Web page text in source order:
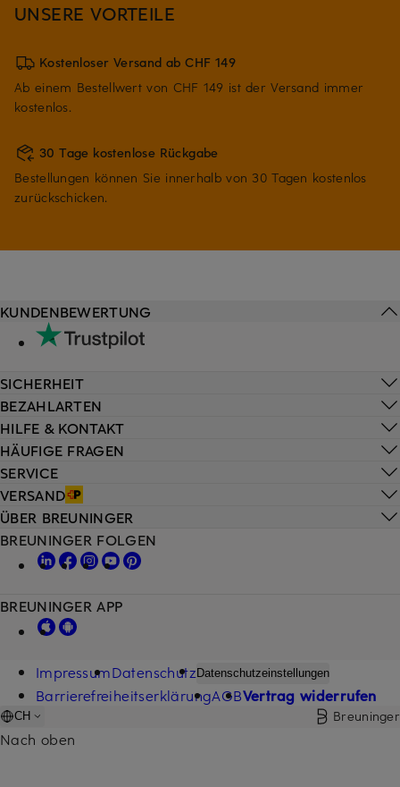
UNSERE VORTEILE
Kostenloser Versand ab CHF 149
Ab einem Bestellwert von CHF 149 ist der Versand immer
kostenlos.
30 Tage kostenlose Rückgabe
Bestellungen können Sie innerhalb von 30 Tagen kostenlos
zurückschicken.
HILFE & KONTAKT
HÄUFIGE FRAGEN
SERVICE
VERSAND
KUNDENBEWERTUNG
SICHERHEIT
BEZAHLARTEN
ÜBER BREUNINGER
BREUNINGER FOLGEN
BREUNINGER APP
ImpressumDatenschutzDatenschutzeinstellungen
BarrierefreiheitserklärungAGBVertrag widerrufen
CH Breuninger
Nach oben